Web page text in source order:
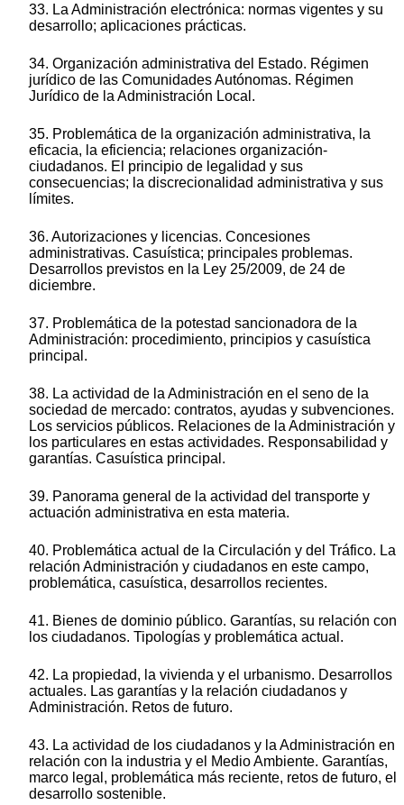
33. La Administración electrónica: normas vigentes y su
desarrollo; aplicaciones prácticas.
34. Organización administrativa del Estado. Régimen
jurídico de las Comunidades Autónomas. Régimen
Jurídico de la Administración Local.
35. Problemática de la organización administrativa, la
eficacia, la eficiencia; relaciones organización-
ciudadanos. El principio de legalidad y sus
consecuencias; la discrecionalidad administrativa y sus
límites.
36. Autorizaciones y licencias. Concesiones
administrativas. Casuística; principales problemas.
Desarrollos previstos en la Ley 25/2009, de 24 de
diciembre.
37. Problemática de la potestad sancionadora de la
Administración: procedimiento, principios y casuística
principal.
38. La actividad de la Administración en el seno de la
sociedad de mercado: contratos, ayudas y subvenciones.
Los servicios públicos. Relaciones de la Administración y
los particulares en estas actividades. Responsabilidad y
garantías. Casuística principal.
39. Panorama general de la actividad del transporte y
actuación administrativa en esta materia.
40. Problemática actual de la Circulación y del Tráfico. La
relación Administración y ciudadanos en este campo,
problemática, casuística, desarrollos recientes.
41. Bienes de dominio público. Garantías, su relación con
los ciudadanos. Tipologías y problemática actual.
42. La propiedad, la vivienda y el urbanismo. Desarrollos
actuales. Las garantías y la relación ciudadanos y
Administración. Retos de futuro.
43. La actividad de los ciudadanos y la Administración en
relación con la industria y el Medio Ambiente. Garantías,
marco legal, problemática más reciente, retos de futuro, el
desarrollo sostenible.